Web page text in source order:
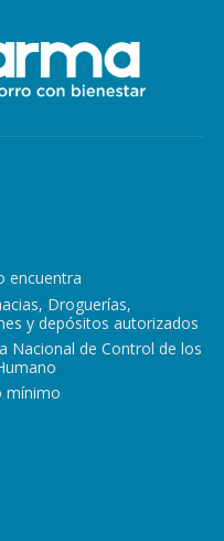
encuentra
Droguerías,
y depósitos autorizados
Nacional de Control de los
mínimo